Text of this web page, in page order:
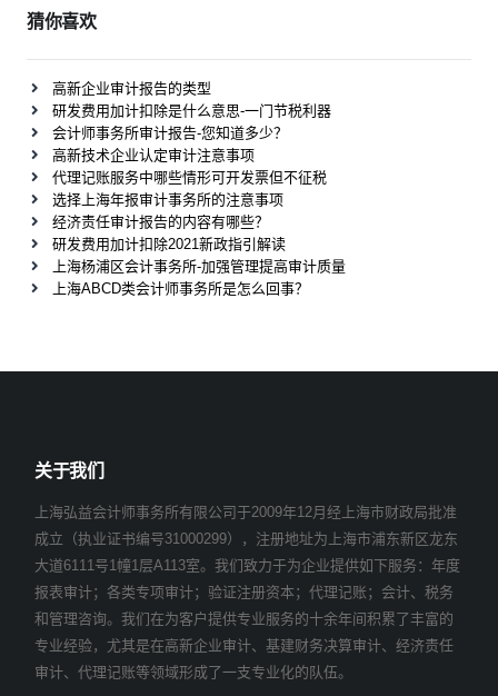
猜你喜欢
高新企业审计报告的类型
研发费用加计扣除是什么意思-一门节税利器
会计师事务所审计报告-您知道多少？
高新技术企业认定审计注意事项
代理记账服务中哪些情形可开发票但不征税
选择上海年报审计事务所的注意事项
经济责任审计报告的内容有哪些？
研发费用加计扣除2021新政指引解读
上海杨浦区会计事务所-加强管理提高审计质量
上海ABCD类会计师事务所是怎么回事？
关于我们
上海弘益会计师事务所有限公司于2009年12月经上海市财政局批准
成立（执业证书编号31000299），注册地址为上海市浦东新区龙东
大道6111号1幢1层A113室。我们致力于为企业提供如下服务：年度
报表审计；各类专项审计；验证注册资本；代理记账；会计、税务
和管理咨询。我们在为客户提供专业服务的十余年间积累了丰富的
专业经验，尤其是在高新企业审计、基建财务决算审计、经济责任
审计、代理记账等领域形成了一支专业化的队伍。